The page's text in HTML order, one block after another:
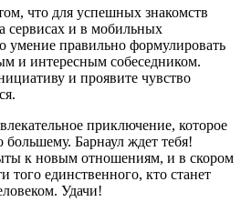
что для успешных знакомств
сервисах и в мобильных
умение правильно формулировать
и интересным собеседником.
и проявите чувство
приключение, которое
Барнаул ждет тебя!
к новым отношениям, и в скором
того единственного, кто станет
Удачи!